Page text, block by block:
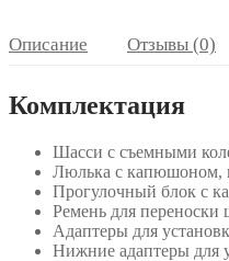
цвете
погодок)
Описание Отзывы (0)
Комплектация
Шасси с съемными
Люлька с капюшоном,
Прогулочный блок с
Ремень для переноски
Адаптеры для
Нижние адаптеры для